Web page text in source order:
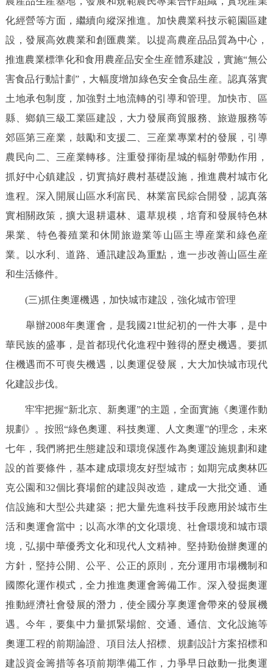
化經營等方面，繼續向縱深推進。加快農業科技示範園區建
設，發展高效農業和創匯農業。以提高農産品品質為中心，
推進農業標準化和食用農産品安全生産體系建設，實施“無公
害食品行動計劃”，大幅度增加綠色安全食品生産。認真落實
土地承包制度，加強對土地流轉的引導和管理。加快市、區
縣、鄉鎮三級工業區建設，大力發展商貿服務、旅遊服務等
郊區第三産業，鼓勵和支援二、三産業專業村的發展，引導
農民向二、三産業轉移。注重發揮衛星城的輻射帶動作用，
抓好中心鎮建設，切實搞好農村基礎設施，推進農村城市化
進程。深入開展山區水利富民、林業富民綜合開發，認真落
實相關政策，擴大退耕還林、還草規模，培育和發展特色林
果業、特色養殖業和休閒旅遊業等山區主導産業和綠色産
業。以水利、道路、通訊建設為重點，進一步改善山區生産
和生活條件。
(三)抓住奧運機遇，加快城市建設，強化城市管理
舉辦2008年奧運會，是我國21世紀初的一件大事，是中
華民族的盛事，是首都現代化進程中難得的歷史機遇。要抓
住機遇而不可喪失機遇，以奧運促發展，大大加快城市現代
化建設步伐。
牢牢把握“新北京、新奧運”的主題，全面實施《奧運作動
規劃》。按照“綠色奧運、科技奧運、人文奧運”的理念，未來
七年，我們將把生態建設和環境保護作為奧運設施規劃和建
設的首要條件，基本建成環境友好型城市；如期完成奧林匹
克公園和32個比賽場館的建設與改造，建成一大批交通、通
信設施和大型公共建築；把大量先進科技手段應用於城市生
活和奧運會當中；以高水準的文化環境、社會環境和城市環
境，弘揚中華優秀文化和現代人文精神。堅持勤儉辦奧運的
方針，堅持公開、公平、公正的原則，充分運用市場機制和
國際化運作模式，全力推進奧運會籌備工作。深入發掘奧運
推動經濟社會發展的潛力，使全國分享奧運會帶來的發展機
遇。今年，要集中力量抓緊場館、交通、通信、文化設施等
奧運工程的前期論證、項目法人招標、規劃設計方案招標和
建設資金籌措等各項前期準備工作，力爭早日啟動一批奧運